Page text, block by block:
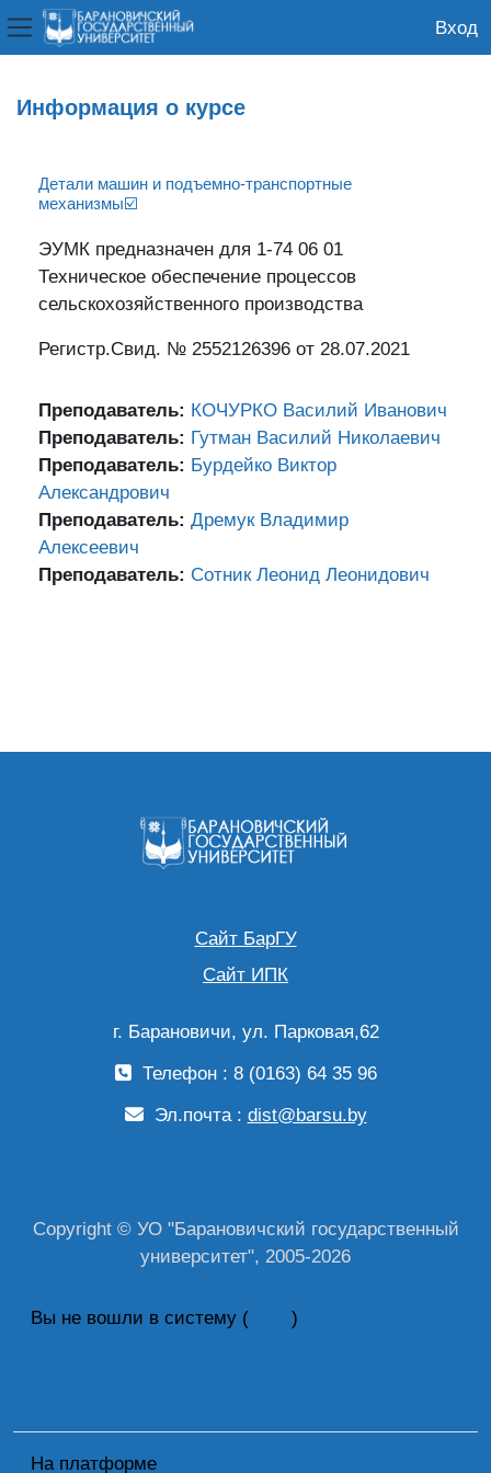
Боковая панель
Вход
Информация о курсе
Детали машин и подъемно-транспортные
механизмы☑️
ЭУМК предназначен для 1-74 06 01
Техническое обеспечение процессов
сельскохозяйственного производства
Регистр.Свид. № 2552126396 от 28.07.2021
Преподаватель: КОЧУРКО Василий Иванович
Преподаватель: Гутман Василий Николаевич
Преподаватель: Бурдейко Виктор
Александрович
Преподаватель: Дремук Владимир
Алексеевич
Преподаватель: Сотник Леонид Леонидович
Сайт БарГУ
Сайт ИПК
г. Барановичи, ул. Парковая,62
Телефон : 8 (0163) 64 35 96
Эл.почта : dist@barsu.by
Copyright © УО "Барановичский государственный
университет", 2005-2026
Вы не вошли в систему (
)
На платформе